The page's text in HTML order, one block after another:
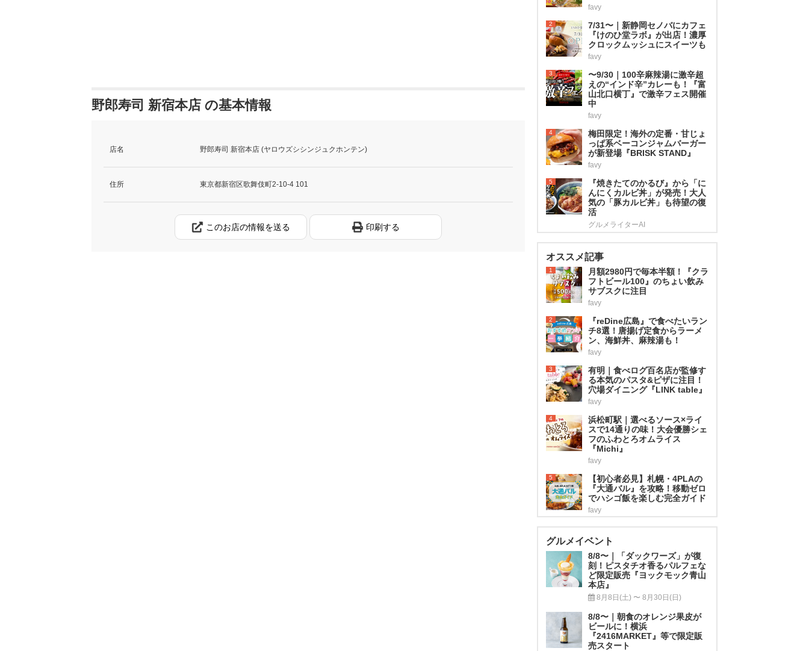
野郎寿司 新宿本店 の基本情報
店名 野郎寿司 新宿本店 (ヤロウズシシンジュクホンテン)
住所 東京都新宿区歌舞伎町2-10-4 101
このお店の情報を送る 印刷する
favy
2
7/31〜｜新静岡セノバにカフェ
『けのひ堂ラボ』が出店！濃厚
クロックムッシュにスイーツも
favy
3
〜9/30｜100辛麻辣湯に激辛超
えの“インド辛”カレーも！『富
山北口横丁』で激辛フェス開催
中
favy
4
梅田限定！海外の定番・甘じょ
っぱ系ベーコンジャムバーガー
が新登場『BRISK STAND』
favy
5
『焼きたてのかるび』から「に
んにくカルビ丼」が発売！大人
気の「豚カルビ丼」も待望の復
活
グルメライターAI
オススメ記事
1
月額2980円で毎本半額！『クラ
フトビール100』のちょい飲み
サブスクに注目
favy
2
『reDine広島』で食べたいラン
チ8選！唐揚げ定食からラーメ
ン、海鮮丼、麻辣湯も！
favy
3
有明｜食べログ百名店が監修す
る本気のパスタ&ピザに注目！
穴場ダイニング『LINK table』
favy
4
浜松町駅｜選べるソース×ライ
スで14通りの味！大会優勝シェ
フのふわとろオムライス
『Michi』
favy
5
【初心者必見】札幌・4PLAの
『大通バル』を攻略！移動ゼロ
でハシゴ飯を楽しむ完全ガイド
favy
グルメイベント
8/8〜｜「ダックワーズ」が復
刻！ピスタチオ香るパルフェな
ど限定販売『ヨックモック青山
本店』
8月8日(土) 〜 8月30日(日)
8/8〜｜朝食のオレンジ果皮が
ビールに！横浜
『2416MARKET』等で限定販
売スタート